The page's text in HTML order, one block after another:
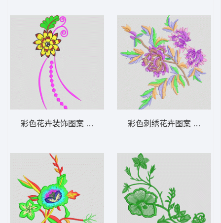
彩色花卉装饰图案 花卉 衣裤裙鞋包通用彩色刺绣花卉图案 花卉